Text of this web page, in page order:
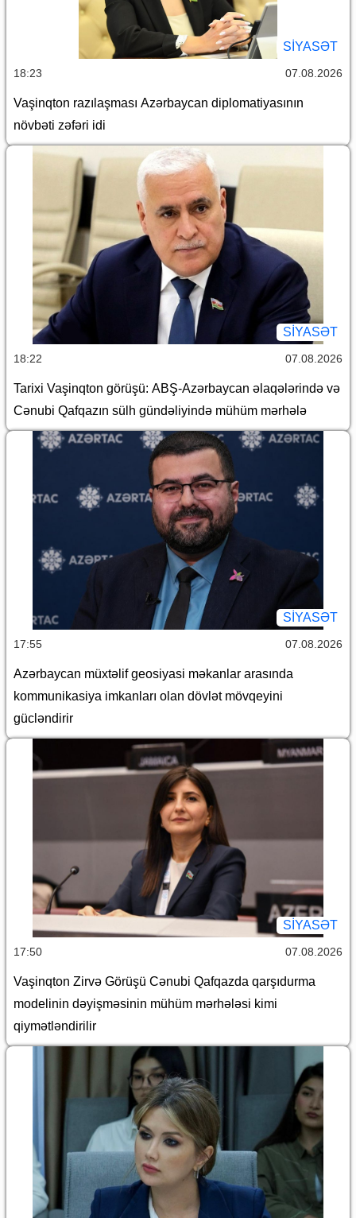
SİYASƏT
18:23 07.08.2026
Vaşinqton razılaşması Azərbaycan diplomatiyasının
növbəti zəfəri idi
SİYASƏT
18:22 07.08.2026
Tarixi Vaşinqton görüşü: ABŞ-Azərbaycan əlaqələrində və
Cənubi Qafqazın sülh gündəliyində mühüm mərhələ
SİYASƏT
17:55 07.08.2026
Azərbaycan müxtəlif geosiyasi məkanlar arasında
kommunikasiya imkanları olan dövlət mövqeyini
gücləndirir
SİYASƏT
17:50 07.08.2026
Vaşinqton Zirvə Görüşü Cənubi Qafqazda qarşıdurma
modelinin dəyişməsinin mühüm mərhələsi kimi
qiymətləndirilir